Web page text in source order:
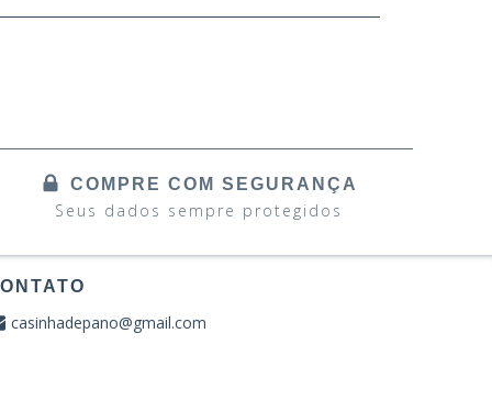
COMPRE COM SEGURANÇA
Seus dados sempre protegidos
casinhadepano@gmail.com